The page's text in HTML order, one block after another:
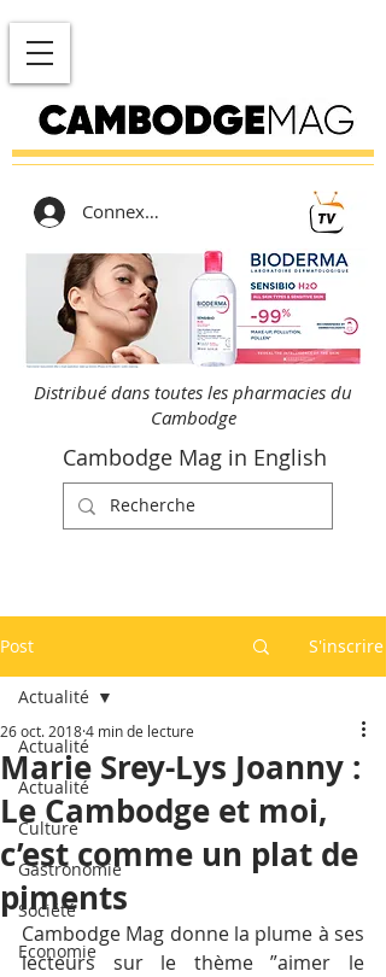
Connexion
Distribué dans toutes les pharmacies du
Cambodge
Cambodge Mag in English
Post S'inscrire
Actualité
Actualité
Culture
Gastronomie
Société
Economie
Actualité
Marie Srey-Lys Joanny :
Le Cambodge et moi,
c’est comme un plat de
piments
26 oct. 20184 min de lecture
Cambodge Mag donne la plume à ses
lecteurs sur le thème ”aimer le